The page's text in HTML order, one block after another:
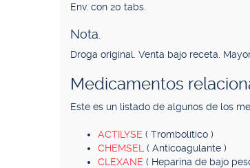
Env. con 20 tabs.
Nota.
Droga original. Venta bajo receta.
Medicamentos
Este es un listado de algunos de los
ACTILYSE ( Trombolítico )
CHEMSEL ( Anticoagulante )
CLEXANE ( Heparina de bajo